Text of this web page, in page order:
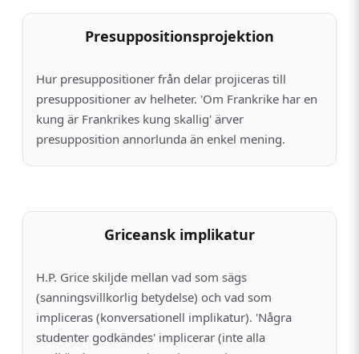
Presuppositionsprojektion
Hur presuppositioner från delar projiceras till
presuppositioner av helheter. 'Om Frankrike har en
kung är Frankrikes kung skallig' ärver
presupposition annorlunda än enkel mening.
Griceansk implikatur
H.P. Grice skiljde mellan vad som sägs
(sanningsvillkorlig betydelse) och vad som
impliceras (konversationell implikatur). 'Några
studenter godkändes' implicerar (inte alla